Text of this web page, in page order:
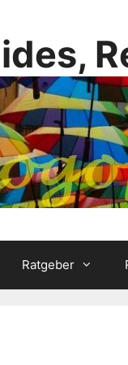
Ratgeber